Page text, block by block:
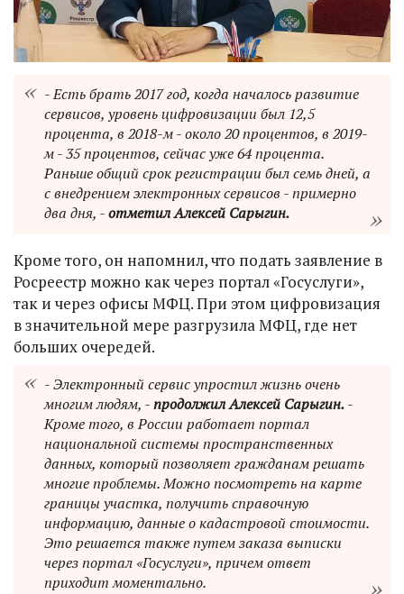
- Есть брать 2017 год, когда началось развитие
сервисов, уровень цифровизации был 12,5
процента, в 2018-м - около 20 процентов, в 2019-
м - 35 процентов, сейчас уже 64 процента.
Раньше общий срок регистрации был семь дней, а
с внедрением электронных сервисов - примерно
два дня, -отметил Алексей Сарыгин.
Кроме того, он напомнил, что подать заявление в
Росреестр можно как через портал «Госуслуги»,
так и через офисы МФЦ. При этом цифровизация
в значительной мере разгрузила МФЦ, где нет
больших очередей.
- Электронный сервис упростил жизнь очень
многим людям, -продолжил Алексей Сарыгин.-
Кроме того, в России работает портал
национальной системы пространственных
данных, который позволяет гражданам решать
многие проблемы. Можно посмотреть на карте
границы участка, получить справочную
информацию, данные о кадастровой стоимости.
Это решается также путем заказа выписки
через портал «Госуслуги», причем ответ
приходит моментально.